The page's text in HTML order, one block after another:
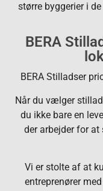
større byggerier i
BERA
BERA Stilladser
Når du vælger
du ikke bare en
der arbejder for
Vi er stolte af at
entreprenører